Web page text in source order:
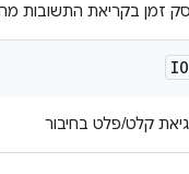
זמן בקריאת התשובות
קלט/פלט בחיבור